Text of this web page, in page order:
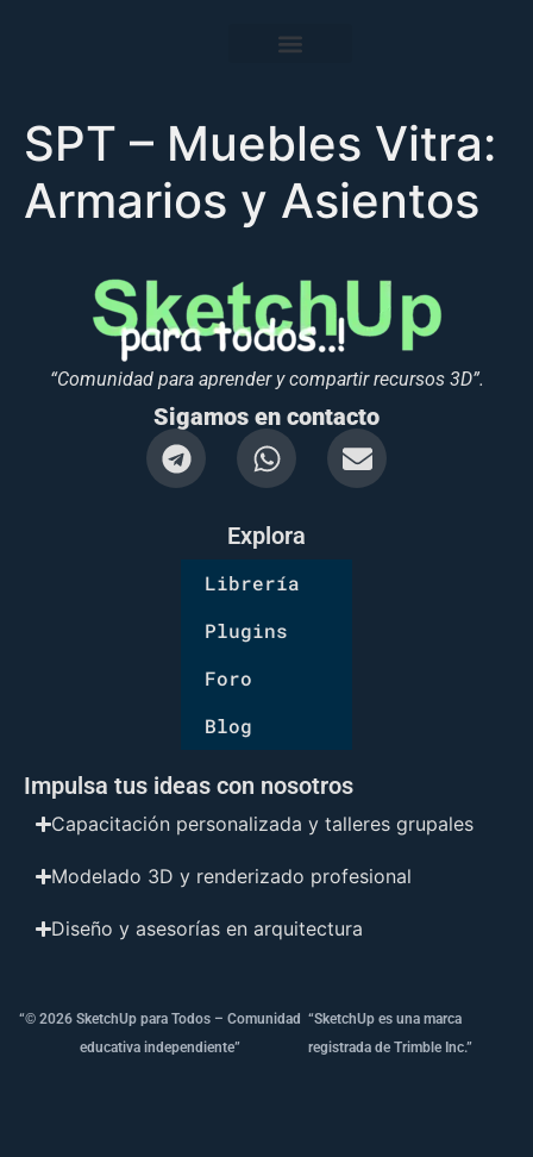
SPT – Muebles Vitra:
Armarios y Asientos
“Comunidad para aprender y compartir recursos 3D”.
Sigamos en contacto
Explora
Librería
Plugins
Foro
Blog
Impulsa tus ideas con nosotros
Capacitación personalizada y talleres grupales
Modelado 3D y renderizado profesional
Diseño y asesorías en arquitectura
“© 2026 SketchUp para Todos – Comunidad
educativa independiente”
“SketchUp es una marca
registrada de Trimble Inc.”